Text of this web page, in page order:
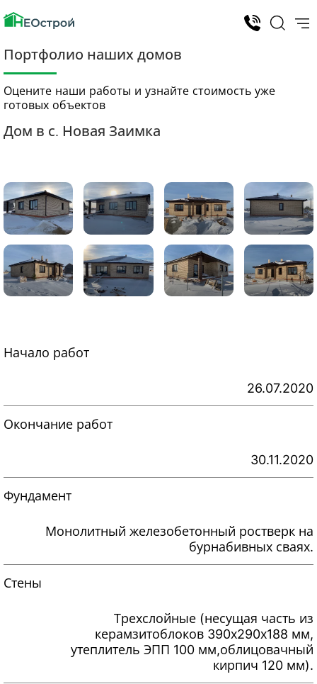
Портфолио наших домов
Оцените наши работы и узнайте стоимость уже
готовых объектов
Дом в с. Новая Заимка
Начало работ
26.07.2020
Окончание работ
30.11.2020
Фундамент
Монолитный железобетонный ростверк на
бурнабивных сваях.
Стены
Трехслойные (несущая часть из
керамзитоблоков 390х290х188 мм,
утеплитель ЭПП 100 мм,облицовачный
кирпич 120 мм).